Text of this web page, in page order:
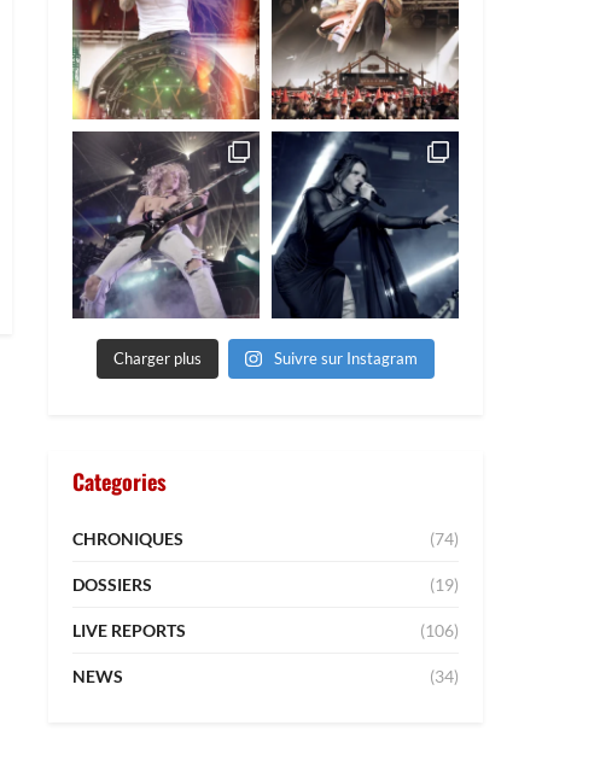
Charger plus Suivre sur Instagram
Categories
CHRONIQUES (74)
DOSSIERS (19)
LIVE REPORTS (106)
NEWS (34)